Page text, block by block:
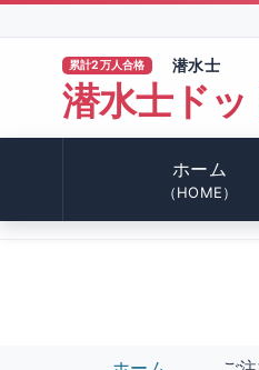
累計2万人合格 潜水士
潜水士ド
ホーム
（HOME）